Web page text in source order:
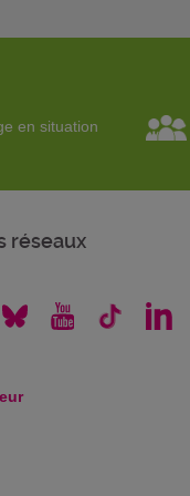
en situation
réseaux